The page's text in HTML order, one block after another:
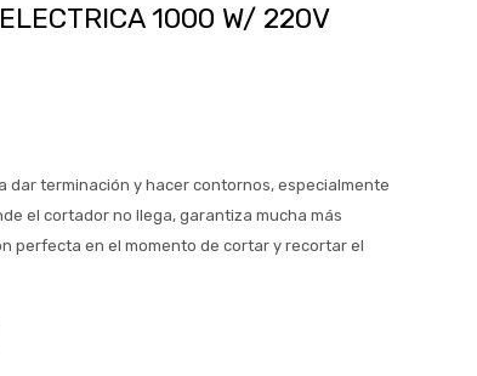
1000 W/ 220V
dar terminación y hacer contornos, especialmente
el cortador no llega, garantiza mucha más
perfecta en el momento de cortar y recortar el